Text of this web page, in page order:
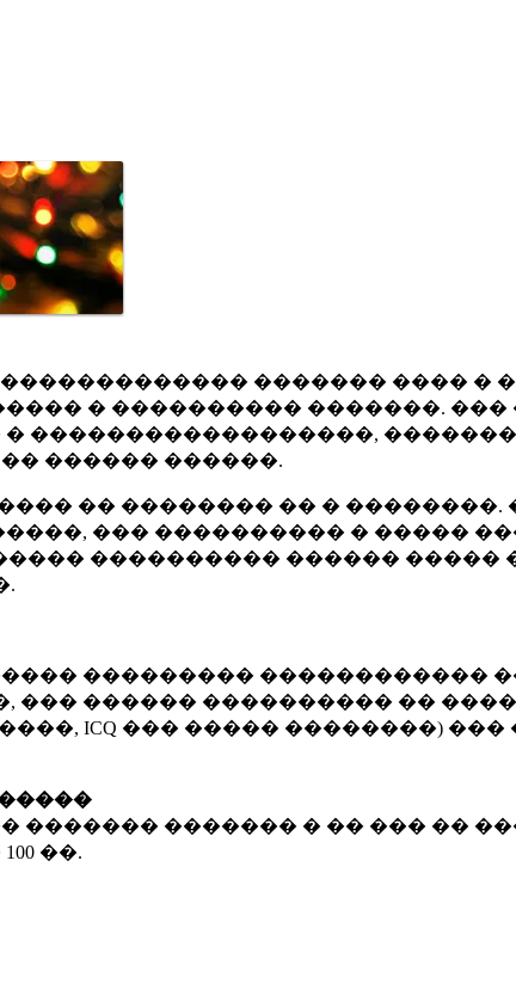
������������� ������� ���� �
� ���������� �������. ���
������������������,
������ ������.
�� �������� �� � ��������.
��� ���������� � �����
���������� ������ �����
.
��������� ������������
������ ���������� ��
ICQ ��� ����� ��������)
������� ������� � �� ��� ��
100 ��.